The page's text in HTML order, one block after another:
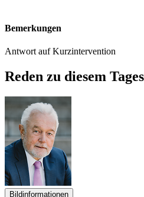
Bemerkungen
Antwort auf Kurzintervention
Reden zu diesem
Bildinformationen